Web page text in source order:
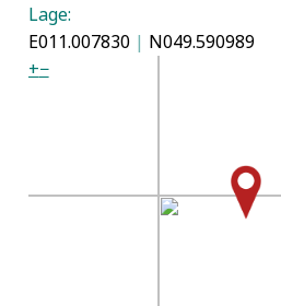
Lage:
E011.007830 | N049.590989
+−